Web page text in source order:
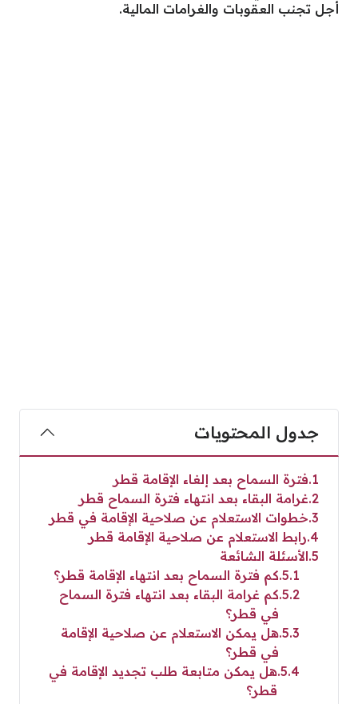
أجل تجنب العقوبات والغرامات المالية.
جدول المحتويات
1 فترة السماح بعد إلغاء الإقامة قطر
2 غرامة البقاء بعد انتهاء فترة السماح قطر
3 خطوات الاستعلام عن صلاحية الإقامة في قطر
4 رابط الاستعلام عن صلاحية الإقامة قطر
5 الأسئلة الشائعة
5.1 كم فترة السماح بعد انتهاء الإقامة قطر؟
5.2 كم غرامة البقاء بعد انتهاء فترة السماح
في قطر؟
5.3 هل يمكن الاستعلام عن صلاحية الإقامة
في قطر؟
5.4 هل يمكن متابعة طلب تجديد الإقامة في
قطر؟